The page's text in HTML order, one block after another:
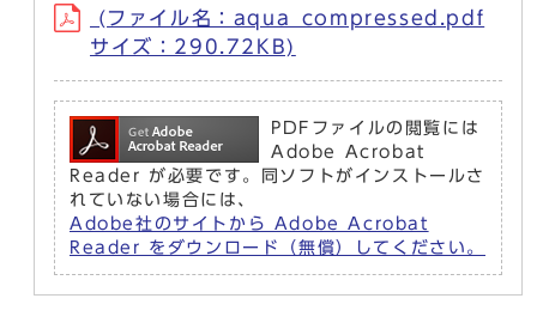
(ファイル名：aqua_compressed.pdf
サイズ：290.72KB)
PDFファイルの閲覧には
Adobe Acrobat
Reader が必要です。同ソフトがインストールさ
れていない場合には、
Adobe社のサイトから Adobe Acrobat
Reader をダウンロード（無償）してください。